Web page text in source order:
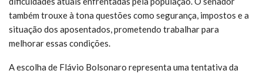
também trouxe à tona questões como segurança, impostos e a
situação dos aposentados, prometendo trabalhar para
melhorar essas condições.
A escolha de Flávio Bolsonaro representa uma tentativa da